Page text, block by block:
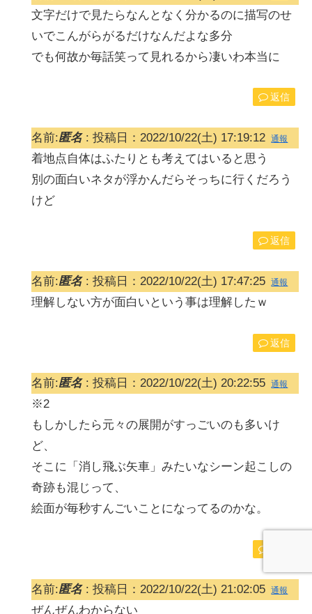
文字だけで見たらなんとなく分かるのに描写のせ
いでこんがらがるだけなんだよな多分
でも何故か毎話笑って見れるから凄いわ本当に
返信
名前:匿名: 投稿日：2022/10/22(土) 17:19:12 通報
着地点自体はふたりとも考えてはいると思う
別の面白いネタが浮かんだらそっちに行くだろう
けど
返信
名前:匿名: 投稿日：2022/10/22(土) 17:47:25 通報
理解しない方が面白いという事は理解したｗ
返信
名前:匿名: 投稿日：2022/10/22(土) 20:22:55 通報
※2
もしかしたら元々の展開がすっごいのも多いけ
ど、
そこに「消し飛ぶ矢車」みたいなシーン起こしの
奇跡も混じって、
絵面が毎秒すんごいことになってるのかな。
名前:匿名: 投稿日：2022/10/22(土) 21:02:05 通報
ぜんぜんわからない